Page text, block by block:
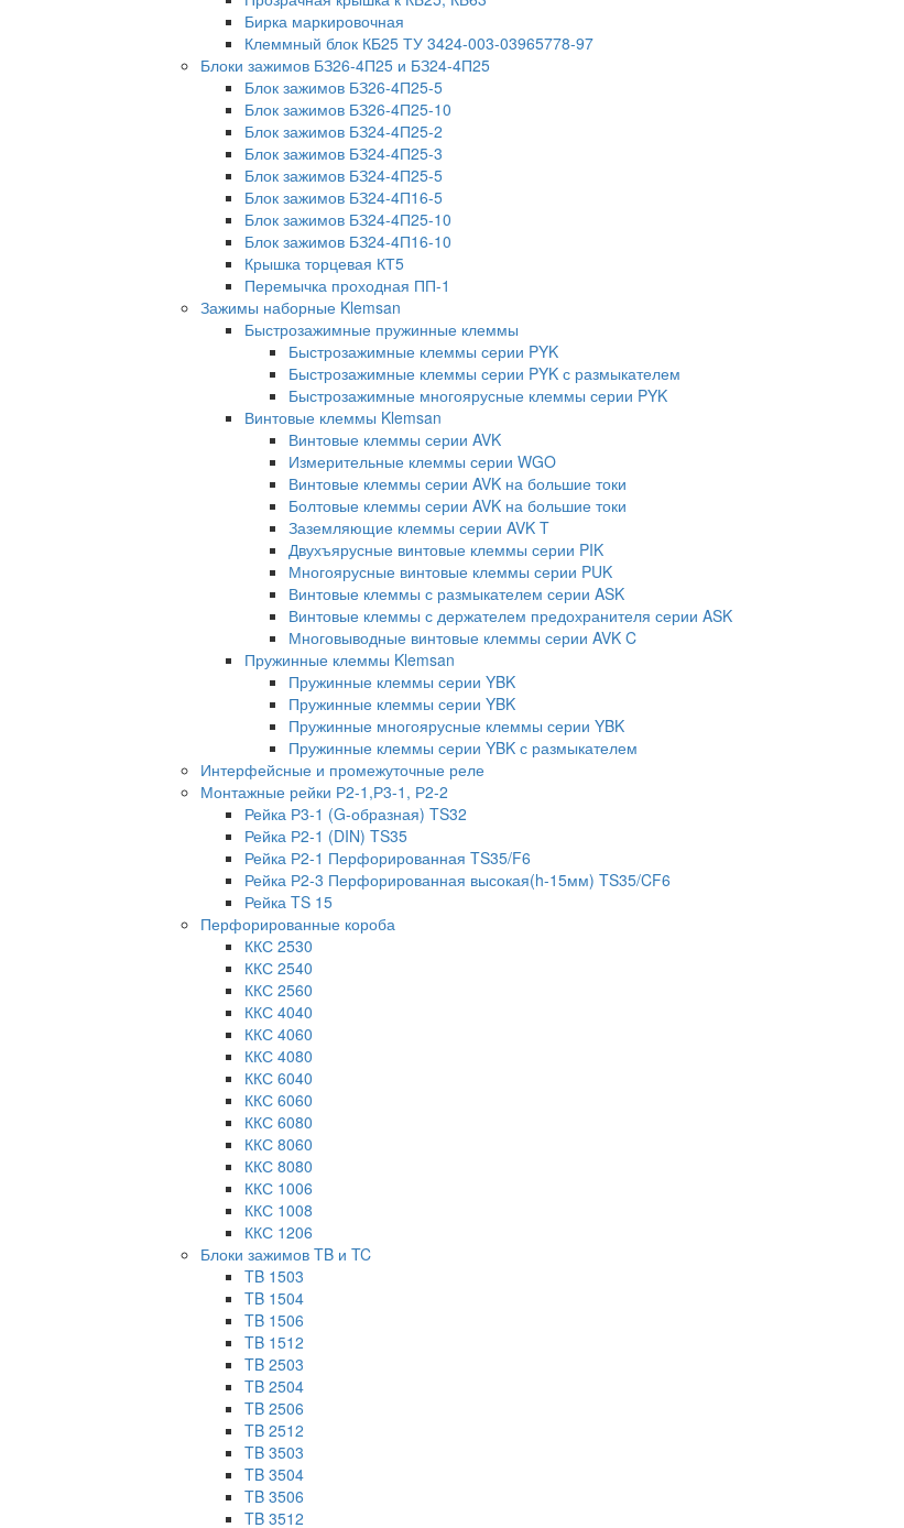
Бирка маркировочная
Клеммный блок КБ25 ТУ 3424-003-03965778-97
Блоки зажимов БЗ26-4П25 и БЗ24-4П25
Блок зажимов БЗ26-4П25-5
Блок зажимов БЗ26-4П25-10
Блок зажимов БЗ24-4П25-2
Блок зажимов БЗ24-4П25-3
Блок зажимов БЗ24-4П25-5
Блок зажимов БЗ24-4П16-5
Блок зажимов БЗ24-4П25-10
Блок зажимов БЗ24-4П16-10
Крышка торцевая КТ5
Перемычка проходная ПП-1
Зажимы наборные Klemsan
Быстрозажимные пружинные клеммы
Быстрозажимные клеммы серии PYK
Быстрозажимные клеммы серии PYK с размыкателем
Быстрозажимные многоярусные клеммы серии PYK
Винтовые клеммы Klemsan
Винтовые клеммы серии AVK
Измерительные клеммы серии WGO
Винтовые клеммы серии AVK на большие токи
Болтовые клеммы серии AVK на большие токи
Заземляющие клеммы серии AVK T
Двухъярусные винтовые клеммы серии PIK
Многоярусные винтовые клеммы серии PUK
Винтовые клеммы с размыкателем серии ASK
Винтовые клеммы с держателем предохранителя серии ASK
Многовыводные винтовые клеммы серии AVK C
Пружинные клеммы Klemsan
Пружинные клеммы серии YBK
Пружинные клеммы серии YBK
Пружинные многоярусные клеммы серии YBK
Пружинные клеммы серии YBK с размыкателем
Интерфейсные и промежуточные реле
Монтажные рейки Р2-1,Р3-1, Р2-2
Рейка Р3-1 (G-образная) TS32
Рейка Р2-1 (DIN) TS35
Рейка Р2-1 Перфорированная TS35/F6
Рейка Р2-3 Перфорированная высокая(h-15мм) TS35/CF6
Рейка TS 15
Перфорированные короба
ККС 2530
ККС 2540
ККС 2560
ККС 4040
ККС 4060
ККС 4080
ККС 6040
ККС 6060
ККС 6080
ККС 8060
ККС 8080
ККС 1006
ККС 1008
ККС 1206
Блоки зажимов TB и TC
TB 1503
TB 1504
TB 1506
TB 1512
TB 2503
TB 2504
TB 2506
TB 2512
TB 3503
TB 3504
TB 3506
TB 3512